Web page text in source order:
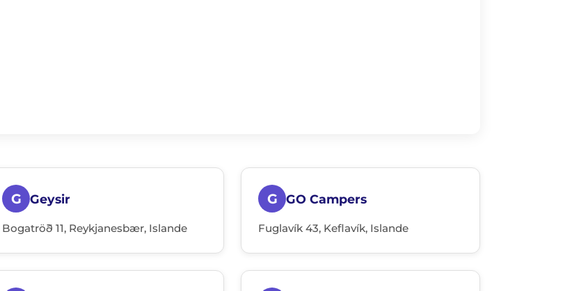
G Geysir
Bogatröð 11, Reykjanesbær, Islande
G GO Campers
Fuglavík 43, Keflavík, Islande